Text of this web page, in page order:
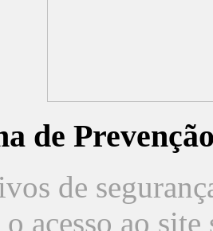
de
de
o acesso ao